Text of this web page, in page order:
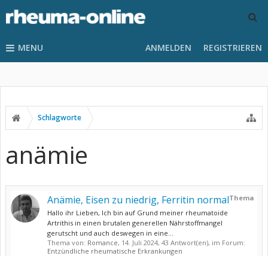
MENU ANMELDEN REGISTRIEREN
Schlagworte
anämie
Thema
Anämie, Eisen zu niedrig, Ferritin normal
Hallo ihr Lieben, Ich bin auf Grund meiner rheumatoide
Artrithis in einen brutalen generellen Nährstoffmangel
gerutscht und auch deswegen in eine...
Thema von: Romance, 14. Juli 2024, 43 Antwort(en), im Forum:
Entzündliche rheumatische Erkrankungen